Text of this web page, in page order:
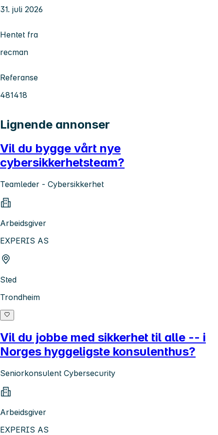
31. juli 2026
Hentet fra
recman
Referanse
481418
Lignende annonser
Vil du bygge vårt nye
cybersikkerhetsteam?
Teamleder - Cybersikkerhet
Arbeidsgiver
EXPERIS AS
Sted
Trondheim
Vil du jobbe med sikkerhet til alle -- i
Norges hyggeligste konsulenthus?
Seniorkonsulent Cybersecurity
Arbeidsgiver
EXPERIS AS